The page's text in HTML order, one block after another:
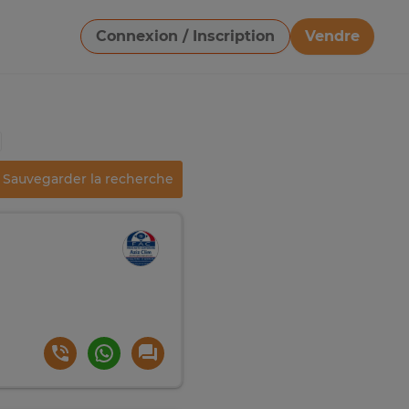
Connexion / Inscription
Vendre
Télécharger une image
Sauvegarder la recherche